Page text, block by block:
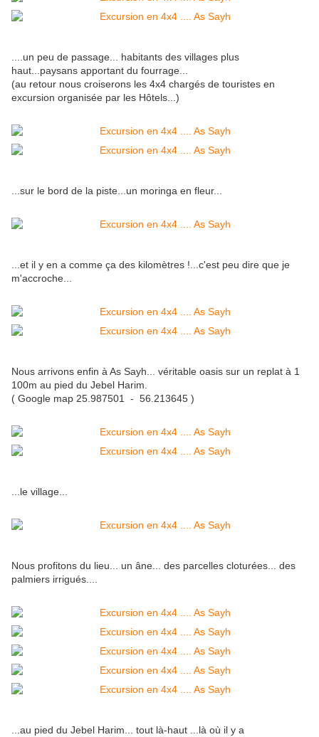
....un peu de passage... habitants des villages plus
haut...paysans apportant du fourrage...
(au retour nous croiserons les 4x4 chargés de touristes en
excursion organisée par les Hôtels...)
...sur le bord de la piste...un moringa en fleur...
...et il y en a comme ça des kilomètres !...c'est peu dire que je
m'accroche...
Nous arrivons enfin à As Sayh... véritable oasis sur un replat à 1
100m au pied du Jebel Harim.
( Google map 25.987501 - 56.213645 )
...le village...
Nous profitons du lieu... un âne... des parcelles cloturées... des
palmiers irrigués....
...au pied du Jebel Harim... tout là-haut ...là où il y a